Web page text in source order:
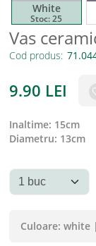
White
Stoc:25
Vas
Cod produs:
9.90 LEI
inaltime: 15cm
diametru: 13cm
Culoare: white |